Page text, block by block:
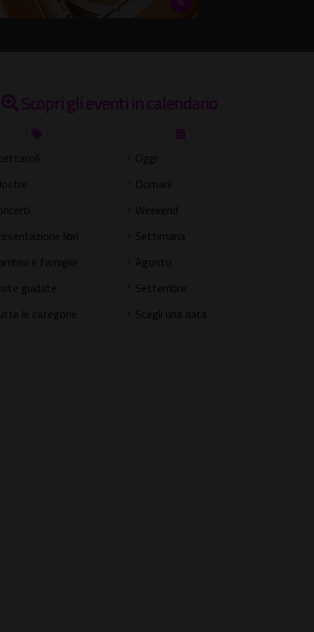
Scopri gli eventi in calendario
libri
e famiglie
guidate
le categorie
Oggi
Domani
Weekend
Settimana
Agosto
Settembre
Scegli una data